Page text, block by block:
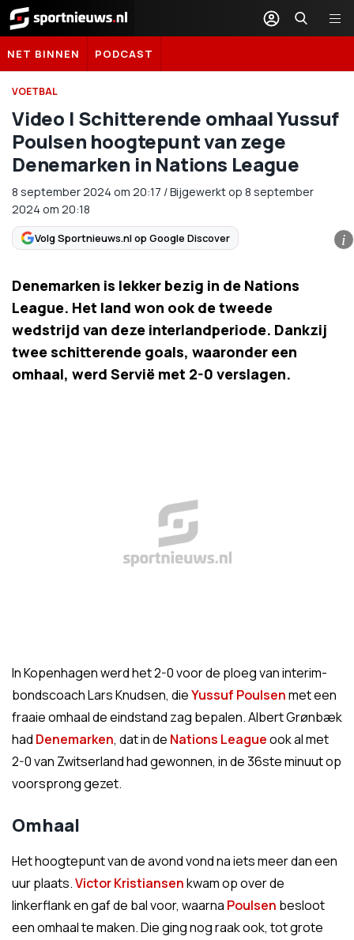
Sportnieuws.nl
NET BINNEN PODCAST
VOETBAL
Video | Schitterende omhaal Yussuf
Poulsen hoogtepunt van zege
Denemarken in Nations League
8 september 2024 om 20:17 /Bijgewerkt op 8 september
2024 om 20:18
Volg Sportnieuws.nl op Google Discover i
Denemarken is lekker bezig in de Nations
League. Het land won ook de tweede
wedstrijd van deze interlandperiode. Dankzij
twee schitterende goals, waaronder een
omhaal, werd Servië met 2-0 verslagen.
In Kopenhagen werd het 2-0 voor de ploeg van interim-
bondscoach Lars Knudsen, dieYussuf Poulsenmet een
fraaie omhaal de eindstand zag bepalen. Albert Grønbæk
had Denemarken, dat in de Nations Leagueook al met
2-0 van Zwitserland had gewonnen, in de 36ste minuut op
voorsprong gezet.
Omhaal
Het hoogtepunt van de avond vond na iets meer dan een
uur plaats.Victor Kristiansenkwam op over de
linkerflank en gaf de bal voor, waarna Poulsen besloot
een omhaal te maken. Die ging nog raak ook, tot grote